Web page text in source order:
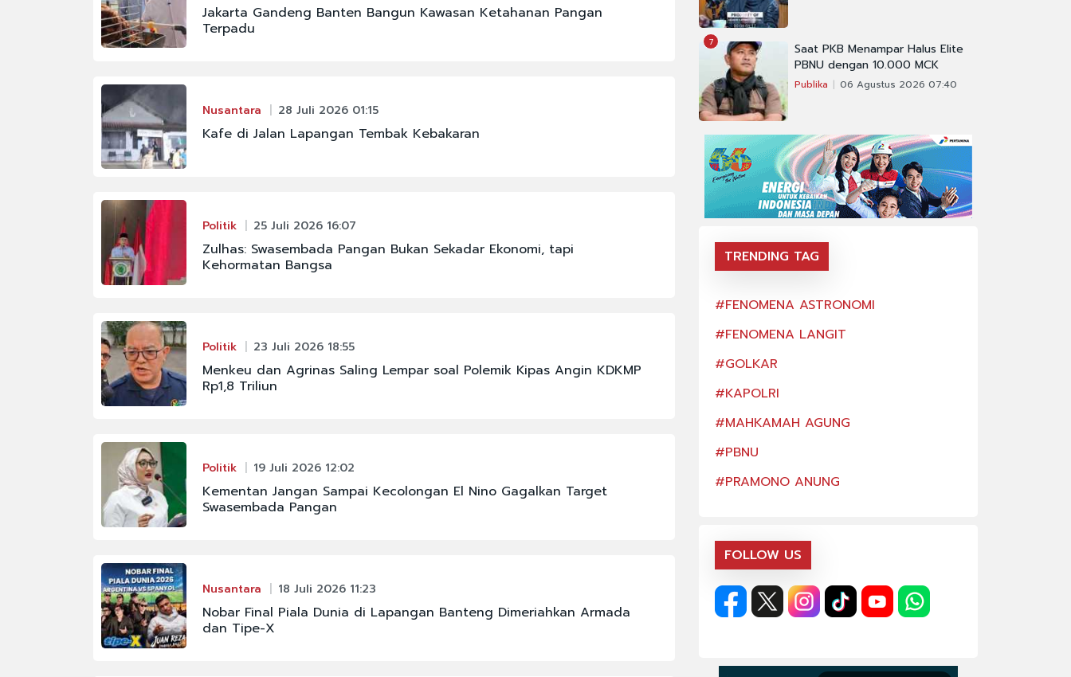
Jakarta Gandeng Banten Bangun Kawasan Ketahanan Pangan
Terpadu
Nusantara 28 Juli 2026 01:15
Kafe di Jalan Lapangan Tembak Kebakaran
Politik 25 Juli 2026 16:07
Zulhas: Swasembada Pangan Bukan Sekadar Ekonomi, tapi
Kehormatan Bangsa
Politik 23 Juli 2026 18:55
Menkeu dan Agrinas Saling Lempar soal Polemik Kipas Angin KDKMP
Rp1,8 Triliun
Politik 19 Juli 2026 12:02
Kementan Jangan Sampai Kecolongan El Nino Gagalkan Target
Swasembada Pangan
Nusantara 18 Juli 2026 11:23
Nobar Final Piala Dunia di Lapangan Banteng Dimeriahkan Armada
dan Tipe-X
7
Saat PKB Menampar Halus Elite
PBNU dengan 10.000 MCK
Publika 06 Agustus 2026 07:40
TRENDING TAG
#GOLKAR
#KAPOLRI
#PRAMONO ANUNG
#GOLKAR
#PRAMONO ANUNG
#FENOMENA ASTRONOMI
#FENOMENA LANGIT
#GOLKAR
#KAPOLRI
#MAHKAMAH AGUNG
#PBNU
#PRAMONO ANUNG
FOLLOW US